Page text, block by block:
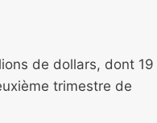
de dollars, dont 19
trimestre de